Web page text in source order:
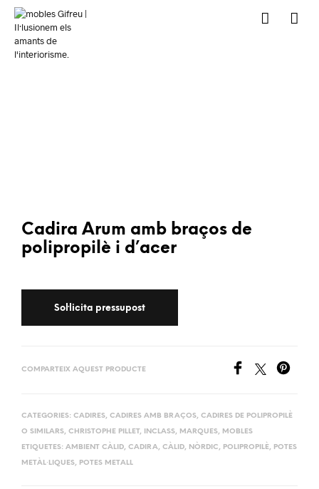
Cadira Arum amb braços de
polipropilè i d’acer
COMPARTEIX AQUEST PRODUCTE
CATEGORIES: CADIRES, CADIRES AMB BRAÇOS, CADIRES DE POLIPROPILÈ
O SIMILARS, CHRISTOPHE PILLET, INCLASS, MARQUES, MOBLES
ETIQUETES: AMBIENT CÀLID, CADIRA, CÀLID, NÒRDIC, POLIPROPILÈ, POTES
METÀL·LIQUES, POTES METALL